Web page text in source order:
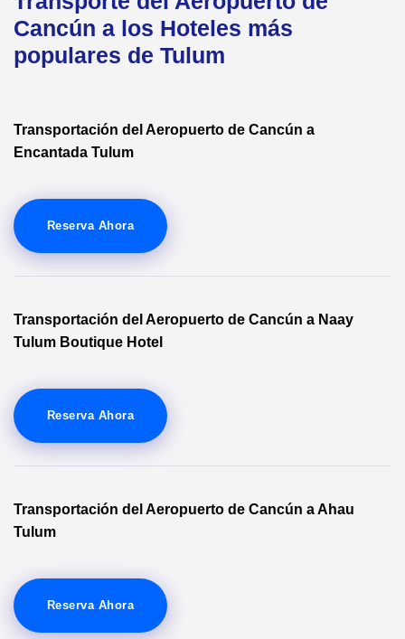
Cancún a los Hoteles más
populares de Tulum
Transportación del Aeropuerto de Cancún a
Encantada Tulum
Reserva Ahora
Transportación del Aeropuerto de Cancún a Naay
Tulum Boutique Hotel
Reserva Ahora
Transportación del Aeropuerto de Cancún a Ahau
Tulum
Reserva Ahora